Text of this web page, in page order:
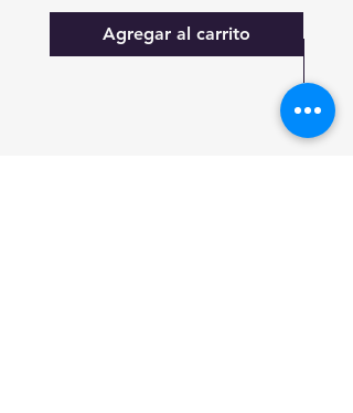
Agregar al carrito